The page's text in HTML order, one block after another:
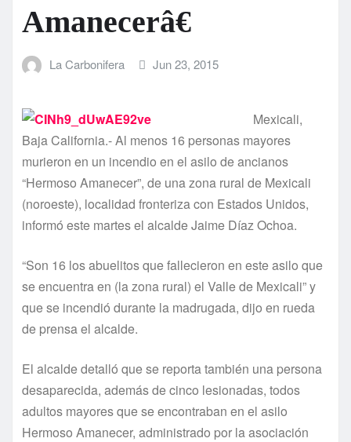
Amanecerâ€
La Carbonifera Jun 23, 2015
Mexicali,
Baja California.- Al menos 16 personas mayores
murieron en un incendio en el asilo de ancianos
“Hermoso Amanecer”, de una zona rural de Mexicali
(noroeste), localidad fronteriza con Estados Unidos,
informó este martes el alcalde Jaime Dí­az Ochoa.
“Son 16 los abuelitos que fallecieron en este asilo que
se encuentra en (la zona rural) el Valle de Mexicali” y
que se incendió durante la madrugada, dijo en rueda
de prensa el alcalde.
El alcalde detalló que se reporta también una persona
desaparecida, además de cinco lesionadas, todos
adultos mayores que se encontraban en el asilo
Hermoso Amanecer, administrado por la asociación